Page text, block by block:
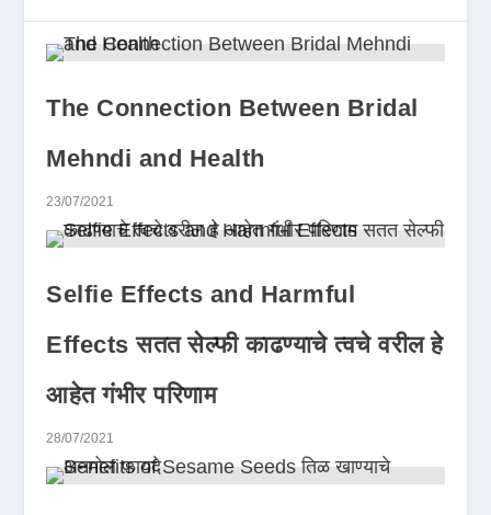
The Connection Between Bridal
Mehndi and Health
23/07/2021
Selfie Effects and Harmful
Effects सतत सेल्फी काढण्याचे त्वचे वरील हे
आहेत गंभीर परिणाम
28/07/2021